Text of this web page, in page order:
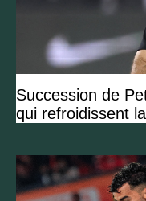
Succession de
qui refroidissent